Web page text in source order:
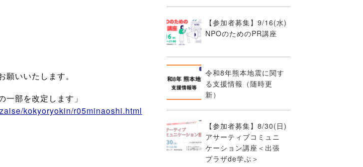
いいたします。
部を改定します」
kokyoryokin/r05minaoshi.html
【参加者募集】9/16(水)
NPOのためのPR講座
令和8年熊本地震に関す
る支援情報（随時更
新）
【参加者募集】8/30(日)
アサーティブコミュニ
ケーション講座＜出張
プラザde学ぶ＞